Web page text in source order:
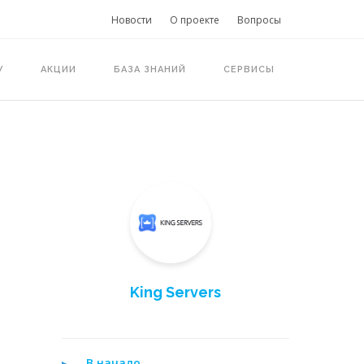
Новости О проекте Вопросы
АКЦИИ БАЗА ЗНАНИЙ СЕРВИСЫ
King Servers